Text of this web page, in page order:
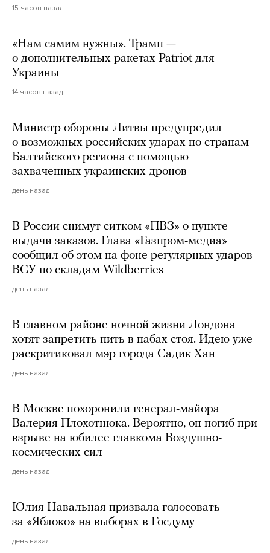
15 часов назад
«Нам самим нужны». Трамп —
о дополнительных ракетах Patriot для
Украины
14 часов назад
Министр обороны Литвы предупредил
о возможных российских ударах по странам
Балтийского региона с помощью
захваченных украинских дронов
день назад
В России снимут ситком «ПВЗ» о пункте
выдачи заказов. Глава «Газпром-медиа»
сообщил об этом на фоне регулярных ударов
ВСУ по складам Wildberries
день назад
В главном районе ночной жизни Лондона
хотят запретить пить в пабах стоя. Идею уже
раскритиковал мэр города Садик Хан
день назад
В Москве похоронили генерал-майора
Валерия Плохотнюка. Вероятно, он погиб при
взрыве на юбилее главкома Воздушно-
космических сил
день назад
Юлия Навальная призвала голосовать
за «Яблоко» на выборах в Госдуму
день назад